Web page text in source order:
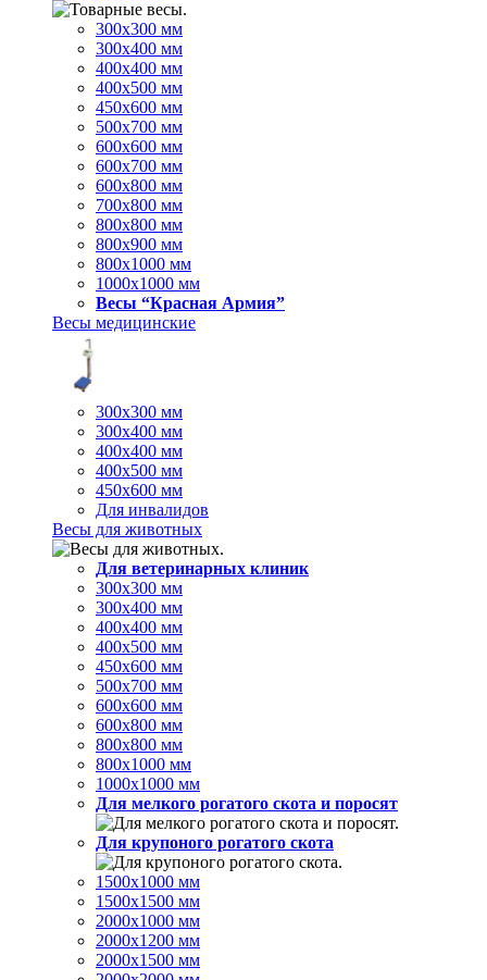
300х300 мм
300х400 мм
400х400 мм
400х500 мм
450х600 мм
500х700 мм
600х600 мм
600х700 мм
600х800 мм
700х800 мм
800х800 мм
800х900 мм
800х1000 мм
1000х1000 мм
Весы “Красная Армия”
Весы медицинские
300х300 мм
300х400 мм
400х400 мм
400х500 мм
450х600 мм
Для инвалидов
Весы для животных
Для ветеринарных клиник
300х300 мм
300х400 мм
400х400 мм
400х500 мм
450х600 мм
500х700 мм
600х600 мм
600х800 мм
800х800 мм
800х1000 мм
1000х1000 мм
Для мелкого рогатого скота и поросят
Для крупоного рогатого скота
1500х1000 мм
1500х1500 мм
2000х1000 мм
2000х1200 мм
2000х1500 мм